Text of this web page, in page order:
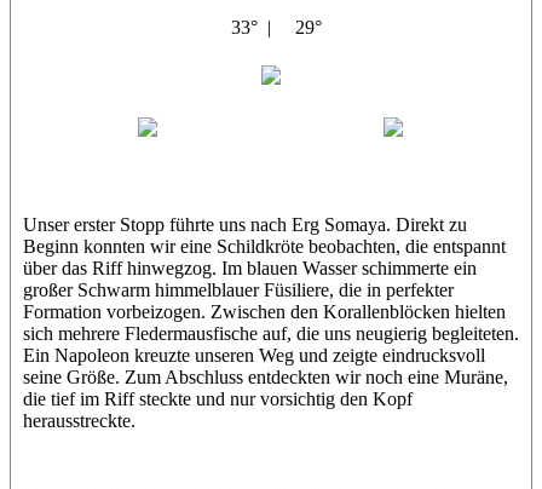
33° | 29°
Unser erster Stopp führte uns nach Erg Somaya. Direkt zu
Beginn konnten wir eine Schildkröte beobachten, die entspannt
über das Riff hinwegzog. Im blauen Wasser schimmerte ein
großer Schwarm himmelblauer Füsiliere, die in perfekter
Formation vorbeizogen. Zwischen den Korallenblöcken hielten
sich mehrere Fledermausfische auf, die uns neugierig begleiteten.
Ein Napoleon kreuzte unseren Weg und zeigte eindrucksvoll
seine Größe. Zum Abschluss entdeckten wir noch eine Muräne,
die tief im Riff steckte und nur vorsichtig den Kopf
herausstreckte.